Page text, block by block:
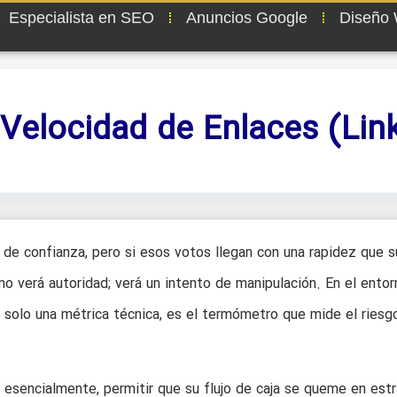
Especialista en SEO Anuncios Google Diseño
de Enlaces
confianza, pero si esos votos llegan con una rapidez que
verá autoridad; verá un intento de manipulación. En el
una métrica técnica, es el termómetro que mide el
permitir que su flujo de caja se queme en